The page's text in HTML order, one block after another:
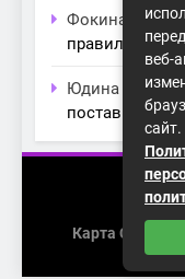
Фокина Невак
правильный
Юдина Ивона
поставщиками
2026
Карта Сайта
веб-
сайт.